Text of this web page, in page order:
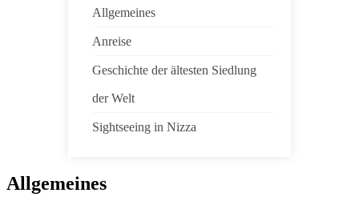
Allgemeines
Anreise
Geschichte der ältesten Siedlung
der Welt
Sightseeing in Nizza
Allgemeines